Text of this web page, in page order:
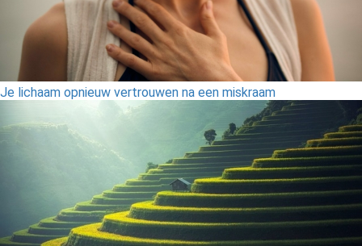
Je lichaam opnieuw vertrouwen na een miskraam